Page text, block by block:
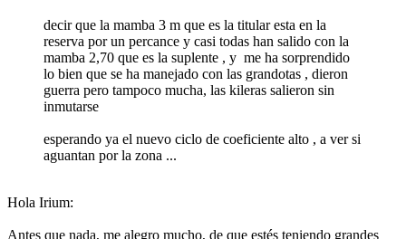
decir que la mamba 3 m que es la titular esta en la
reserva por un percance y casi todas han salido con la
mamba 2,70 que es la suplente , y me ha sorprendido
lo bien que se ha manejado con las grandotas , dieron
guerra pero tampoco mucha, las kileras salieron sin
inmutarse
esperando ya el nuevo ciclo de coeficiente alto , a ver si
aguantan por la zona ...
Hola Irium:
Antes que nada, me alegro mucho, de que estés teniendo grandes